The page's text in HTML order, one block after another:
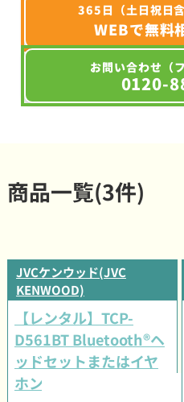
365日（土日祝日
WEBで無料
お問い合わせ（
0120-
商品一覧(3件)
JVCケンウッド(JVC
KENWOOD)
【レンタル】TCP-
D561BT Bluetooth®ヘ
ッドセットまたはイヤ
ホンマイクセット